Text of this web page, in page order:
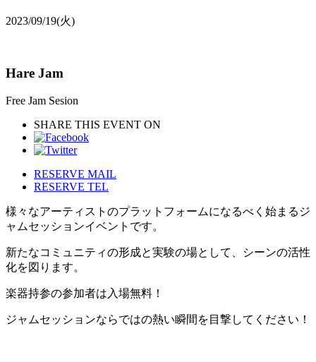
2023/09/19(火)
Hare Jam
Free Jam Sesion
SHARE THIS EVENT ON
RESERVE MAIL
RESERVE TEL
様々なアーティストのプラットフォームになるべく始まるジ
ャムセッションイベントです。
新たなコミュニティの形成と実験の場として、シーンの活性
化を図ります。
楽器持参の参加者は入場無料！
ジャムセッションならではの熱い瞬間を目撃してください！